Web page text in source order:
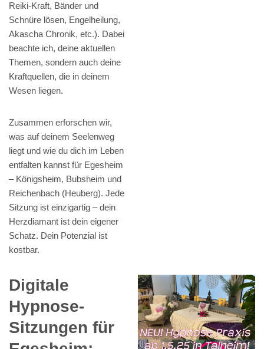
Reiki-Kraft, Bänder und
Schnüre lösen, Engelheilung,
Akascha Chronik, etc.). Dabei
beachte ich, deine aktuellen
Themen, sondern auch deine
Kraftquellen, die in deinem
Wesen liegen.
Zusammen erforschen wir,
was auf deinem Seelenweg
liegt und wie du dich im Leben
entfalten kannst für Egesheim
– Königsheim, Bubsheim und
Reichenbach (Heuberg). Jede
Sitzung ist einzigartig – dein
Herzdiamant ist dein eigener
Schatz. Dein Potenzial ist
kostbar.
Digitale
Hypnose-
Sitzungen für